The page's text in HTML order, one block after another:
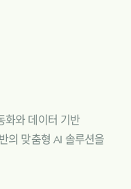
화와 데이터 기반
의 맞춤형 AI 솔루션을